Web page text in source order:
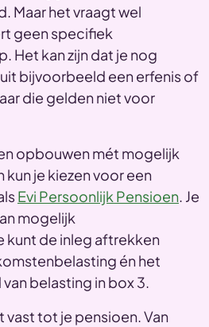
Maar het vraagt wel
geen specifiek
Het kan zijn dat je nog
bijvoorbeeld een erfenis of
die gelden niet voor
opbouwen mét mogelijk
je kiezen voor een
Evi Persoonlijk Pensioen. Je
mogelijk
kunt de inleg aftrekken
én het
belasting in box 3.
tot je pensioen. Van